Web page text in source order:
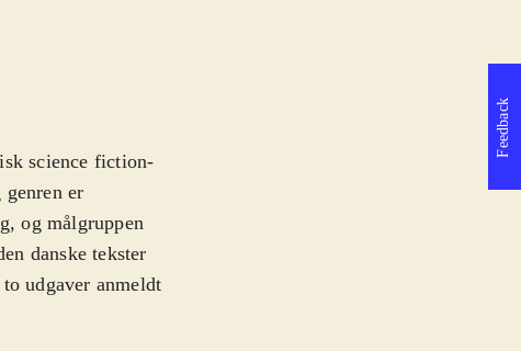
science fiction-
er
og målgruppen
danske tekster
udgaver anmeldt
Feedback